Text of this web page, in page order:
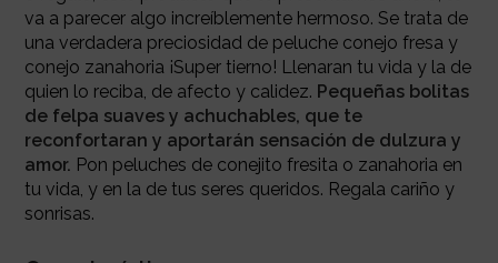
va a parecer algo increíblemente hermoso. Se trata de
una verdadera preciosidad de peluche conejo fresa y
conejo zanahoria ¡Super tierno! Llenaran tu vida y la de
quien lo reciba, de afecto y calidez. Pequeñas bolitas
de felpa suaves y achuchables, que te
reconfortaran y aportarán sensación de dulzura y
amor. Pon peluches de conejito fresita o zanahoria en
tu vida, y en la de tus seres queridos. Regala cariño y
sonrisas.